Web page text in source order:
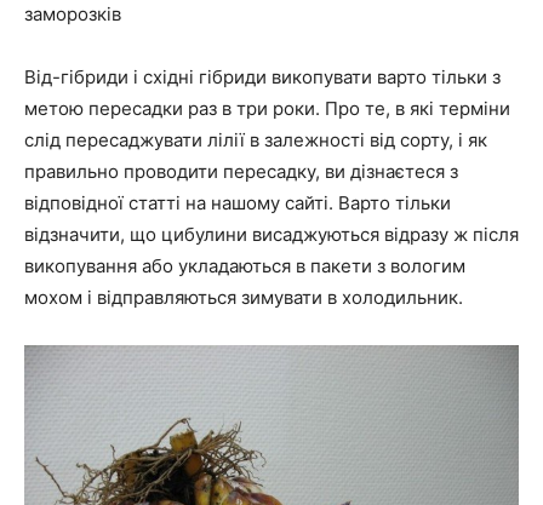
заморозків
Від-гібриди і східні гібриди викопувати варто тільки з
метою пересадки раз в три роки. Про те, в які терміни
слід пересаджувати лілії в залежності від сорту, і як
правильно проводити пересадку, ви дізнаєтеся з
відповідної статті на нашому сайті. Варто тільки
відзначити, що цибулини висаджуються відразу ж після
викопування або укладаються в пакети з вологим
мохом і відправляються зимувати в холодильник.